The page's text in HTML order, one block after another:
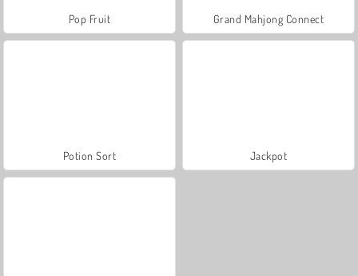
Pop Fruit Grand Mahjong Connect
Potion Sort Jackpot